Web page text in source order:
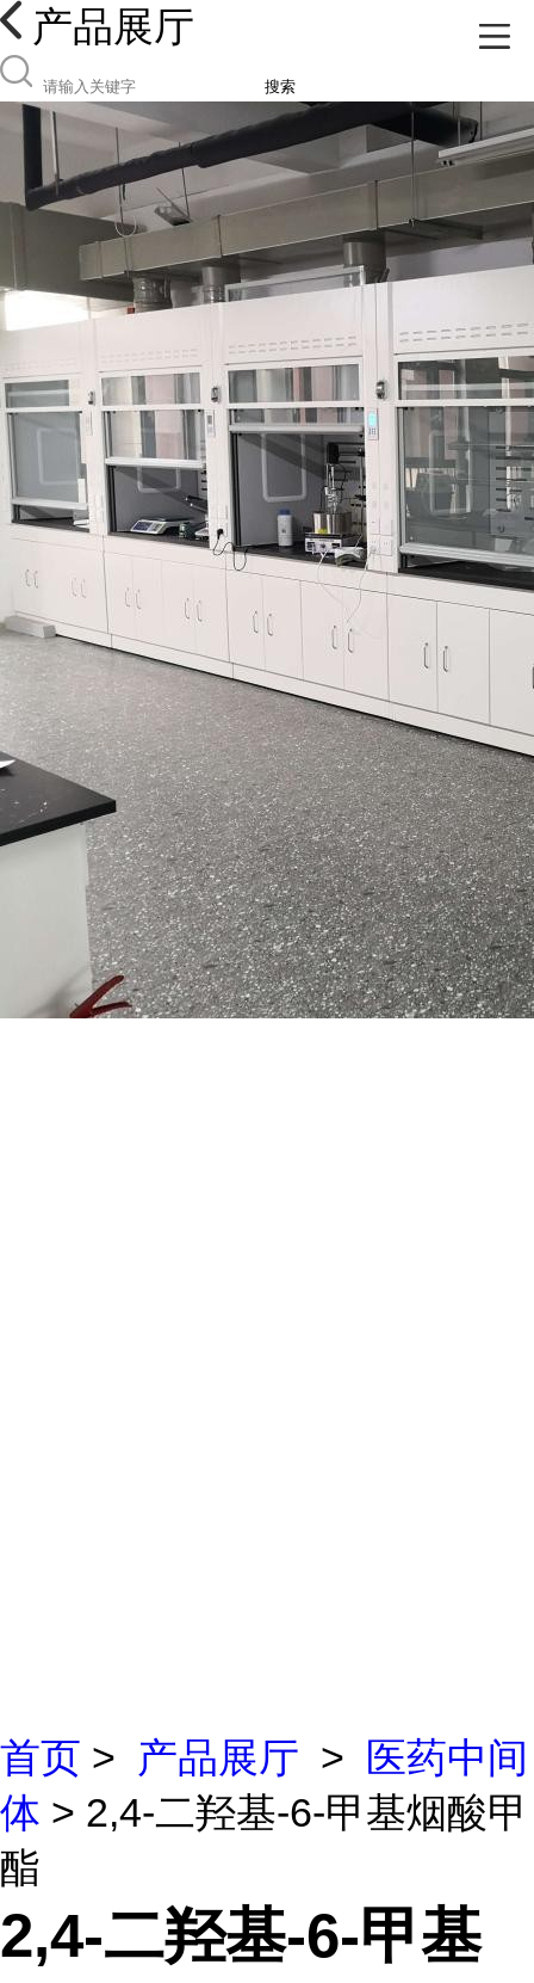
产品展厅
搜索
首页 > 产品展厅 >
医药中间
体 > 2,4-二羟基-6-甲基烟酸甲
酯
2,4-二羟基-6-甲基